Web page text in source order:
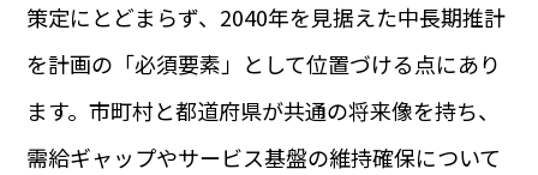
策定にとどまらず、2040年を見据えた中長期推計
を計画の「必須要素」として位置づける点にあり
ます。市町村と都道府県が共通の将来像を持ち、
需給ギャップやサービス基盤の維持確保について